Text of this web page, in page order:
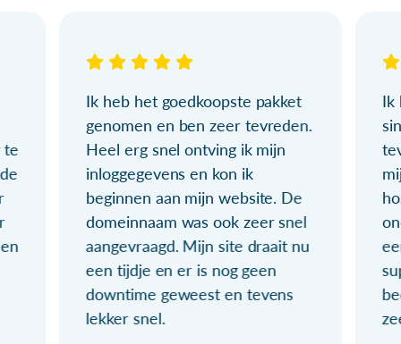
te
Ik heb het goedkoopste pakket
genomen en ben zeer tevreden.
Heel erg snel ontving ik mijn
inloggegevens en kon ik
beginnen aan mijn website. De
domeinnaam was ook zeer snel
aangevraagd. Mijn site draait nu
een tijdje en er is nog geen
downtime geweest en tevens
lekker snel.
Ik